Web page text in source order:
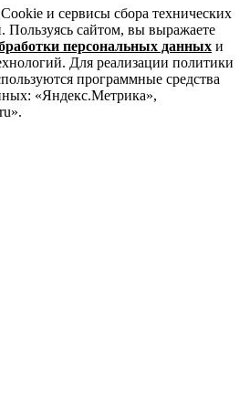
и сервисы сбора технических
Пользуясь сайтом, вы выражаете
персональных данных и
Для реализации политики
программные средства
«Яндекс.Метрика»,